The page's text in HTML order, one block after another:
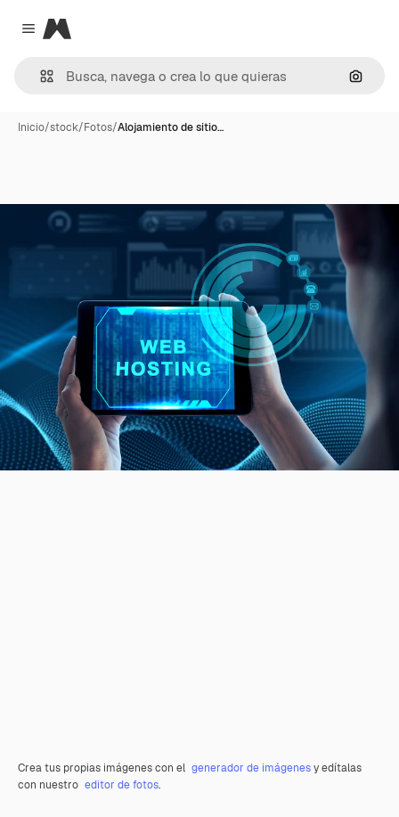
Close menu
Magnific
Inicio/stock/Fotos/Alojamiento de sitio…
Crea tus propias imágenes con el generador de imágenesy edítalas
con nuestro editor de fotos.